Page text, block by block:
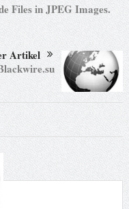
Files in JPEG Images.
Artikel